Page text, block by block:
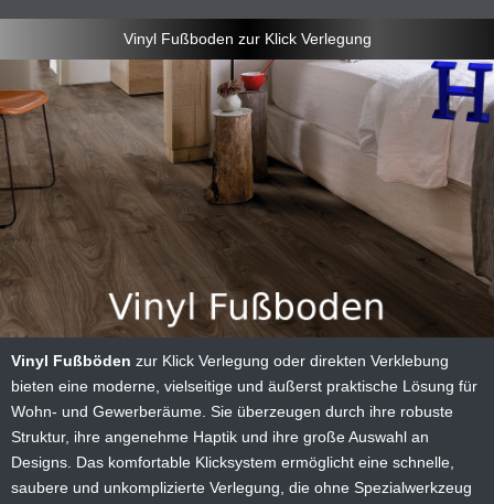
Vinyl Fußboden zur Klick Verlegung
Vinyl Fußböden zur Klick Verlegung oder direkten Verklebung
bieten eine moderne, vielseitige und äußerst praktische Lösung für
Wohn- und Gewerberäume. Sie überzeugen durch ihre robuste
Struktur, ihre angenehme Haptik und ihre große Auswahl an
Designs. Das komfortable Klicksystem ermöglicht eine schnelle,
saubere und unkomplizierte Verlegung, die ohne Spezialwerkzeug